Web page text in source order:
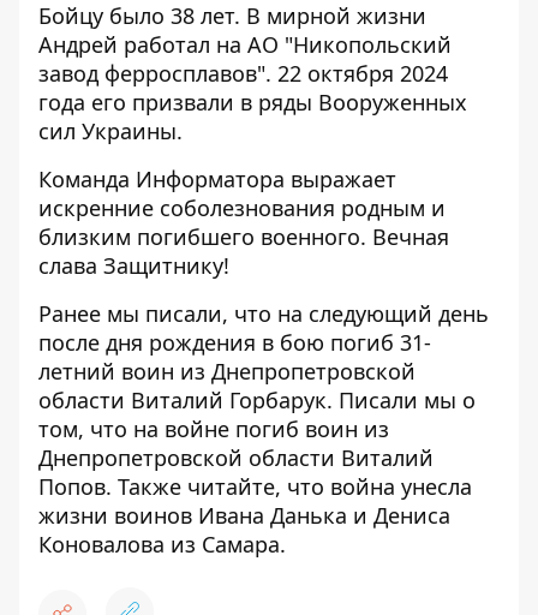
Бойцу было 38 лет. В мирной жизни
Андрей работал на АО "Никопольский
завод ферросплавов". 22 октября 2024
года его призвали в ряды Вооруженных
сил Украины.
Команда Информатора выражает
искренние соболезнования родным и
близким погибшего военного. Вечная
слава Защитнику!
Ранее мы писали, что на следующий день
после дня рождения в бою погиб 31-
летний воин из Днепропетровской
области Виталий Горбарук. Писали мы о
том, что на войне погиб воин из
Днепропетровской области Виталий
Попов. Также читайте, что война унесла
жизни воинов Ивана Данька и Дениса
Коновалова из Самара.